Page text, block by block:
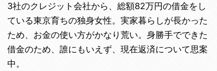
3社のクレジット会社から、総額82万円の借金をし
ている東京育ちの独身女性。実家暮らしが長かった
ため、お金の使い方がかなり荒い。身勝手でできた
借金のため、誰にもいえず、現在返済について思案
中。